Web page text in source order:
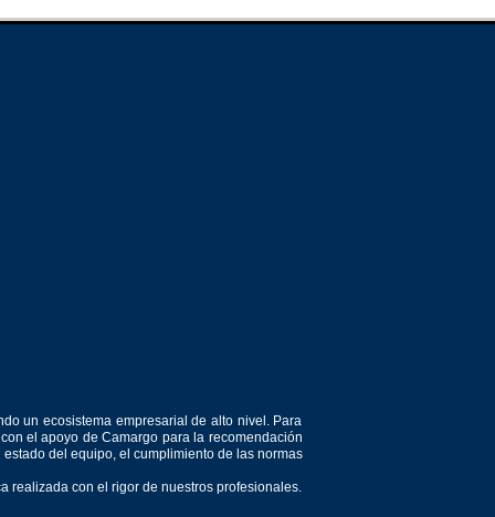
un ecosistema empresarial de alto nivel. Para
el apoyo de Camargo para la recomendación
del equipo, el cumplimiento de las normas
realizada con el rigor de nuestros profesionales.